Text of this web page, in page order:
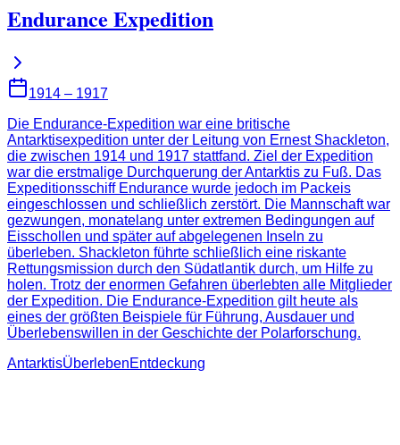
Endurance Expedition
1914 – 1917
Die Endurance-Expedition war eine britische
Antarktisexpedition unter der Leitung von Ernest Shackleton,
die zwischen 1914 und 1917 stattfand. Ziel der Expedition
war die erstmalige Durchquerung der Antarktis zu Fuß. Das
Expeditionsschiff Endurance wurde jedoch im Packeis
eingeschlossen und schließlich zerstört. Die Mannschaft war
gezwungen, monatelang unter extremen Bedingungen auf
Eisschollen und später auf abgelegenen Inseln zu
überleben. Shackleton führte schließlich eine riskante
Rettungsmission durch den Südatlantik durch, um Hilfe zu
holen. Trotz der enormen Gefahren überlebten alle Mitglieder
der Expedition. Die Endurance-Expedition gilt heute als
eines der größten Beispiele für Führung, Ausdauer und
Überlebenswillen in der Geschichte der Polarforschung.
AntarktisÜberlebenEntdeckung